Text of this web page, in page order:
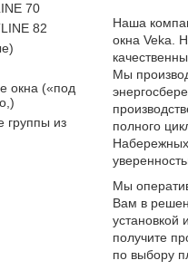
70
82
окна («под
группы из
Наша
окна Veka.
Мы
полного
Мы
Вам в
установкой
получите
по выбору